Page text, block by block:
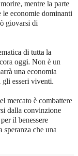
mentre la parte
le economie dominanti
giovarsi di
di tutta la
oggi. Non è un
una economia
esseri viventi.
mercato è combattere
dalla convinzione
il benessere
speranza che una